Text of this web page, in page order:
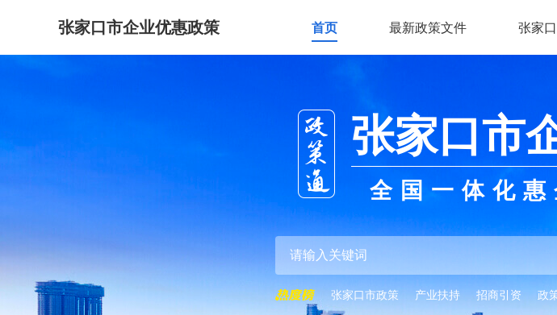
张家口市企业优惠政策 首页 最新政策文件 张家
张家口市
全国一体化
张家口市政策 产业扶持 招商引资 政